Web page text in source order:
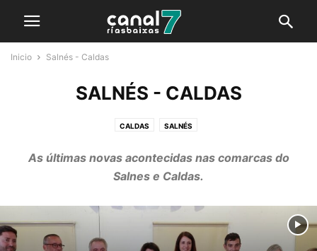
Inicio Salnés - Caldas
SALNÉS - CALDAS
CALDAS SALNÉS
As últimas novas acontecidas nas comarcas do
Salnes e Caldas.